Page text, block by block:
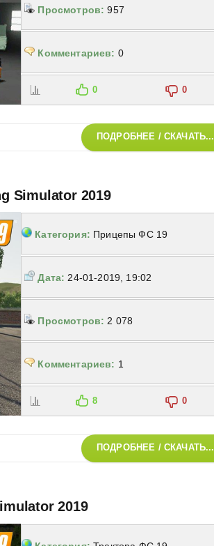
Просмотров: 957
Комментариев: 0
0 0
ПОДРОБНЕЕ / СКАЧАТЬ...
Simulator 2019
Категория: Прицепы ФС 19
Дата: 24-01-2019, 19:02
Просмотров: 2 078
Комментариев: 1
8 0
ПОДРОБНЕЕ / СКАЧАТЬ...
2019